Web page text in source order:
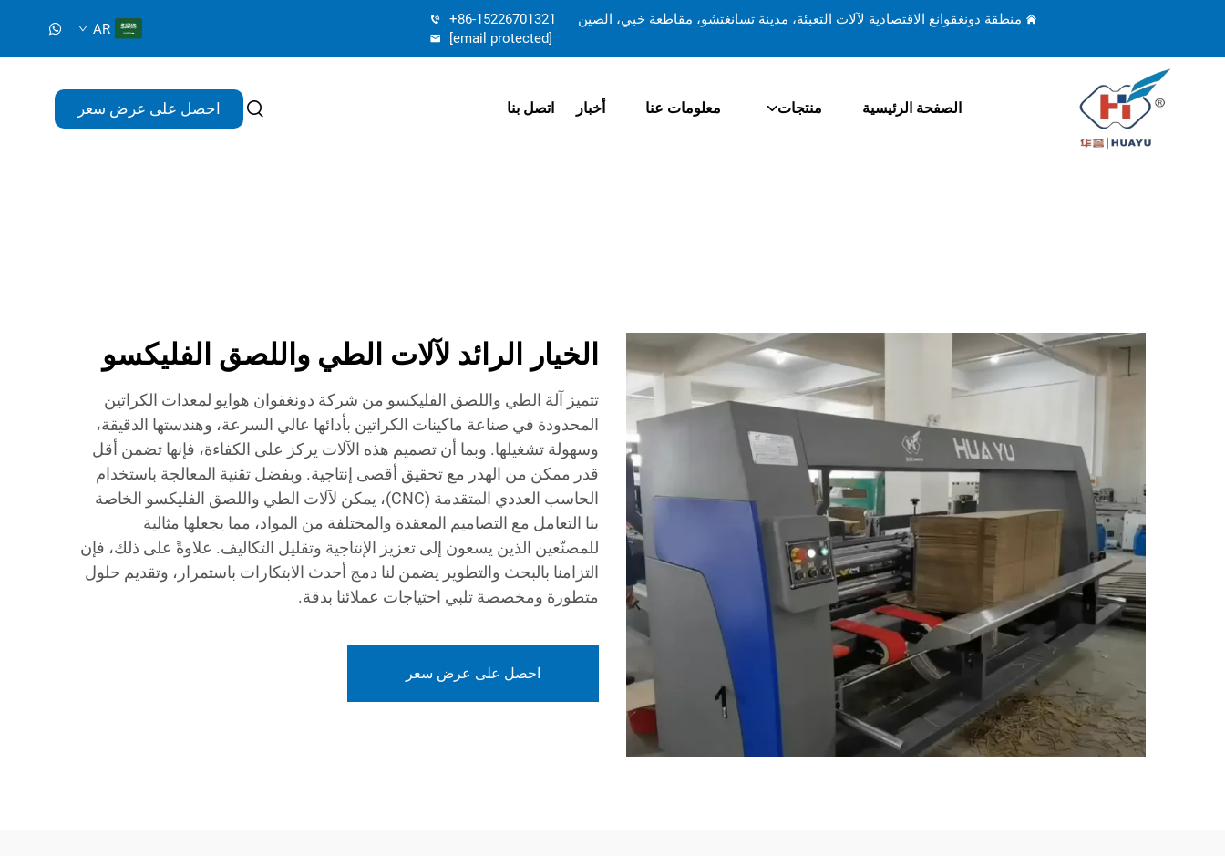
منطقة دونغقوانغ الاقتصادية لآلات التعبئة، مدينة تسانغتشو، مقاطعة خبي، الصين
+86-15226701321
[email protected]
AR
الصفحة الرئيسية منتجات معلومات عنا أخبار اتصل بنا احصل على عرض سعر
الخيار الرائد لآلات الطي واللصق الفليكسو
تتميز آلة الطي واللصق الفليكسو من شركة دونغقوان هوايو لمعدات الكراتين
المحدودة في صناعة ماكينات الكراتين بأدائها عالي السرعة، وهندستها الدقيقة،
وسهولة تشغيلها. وبما أن تصميم هذه الآلات يركز على الكفاءة، فإنها تضمن أقل
قدر ممكن من الهدر مع تحقيق أقصى إنتاجية. وبفضل تقنية المعالجة باستخدام
الحاسب العددي المتقدمة (CNC)، يمكن لآلات الطي واللصق الفليكسو الخاصة
بنا التعامل مع التصاميم المعقدة والمختلفة من المواد، مما يجعلها مثالية
للمصنّعين الذين يسعون إلى تعزيز الإنتاجية وتقليل التكاليف. علاوةً على ذلك، فإن
التزامنا بالبحث والتطوير يضمن لنا دمج أحدث الابتكارات باستمرار، وتقديم حلول
متطورة ومخصصة تلبي احتياجات عملائنا بدقة.
احصل على عرض سعر